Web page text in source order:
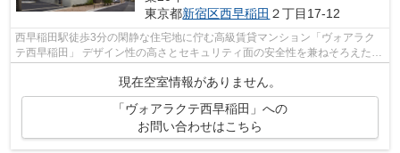
東京都新宿区西早稲田 ２丁目17-12
西早稲田駅徒歩3分の閑静な住宅地に佇む高級賃貸マンション「ヴォアラク
テ西早稲田」 デザイン性の高さとセキュリティ面の安全性を兼ねそろえたハ
現在空室情報がありません。
「ヴォアラクテ西早稲田」への
お問い合わせはこちら